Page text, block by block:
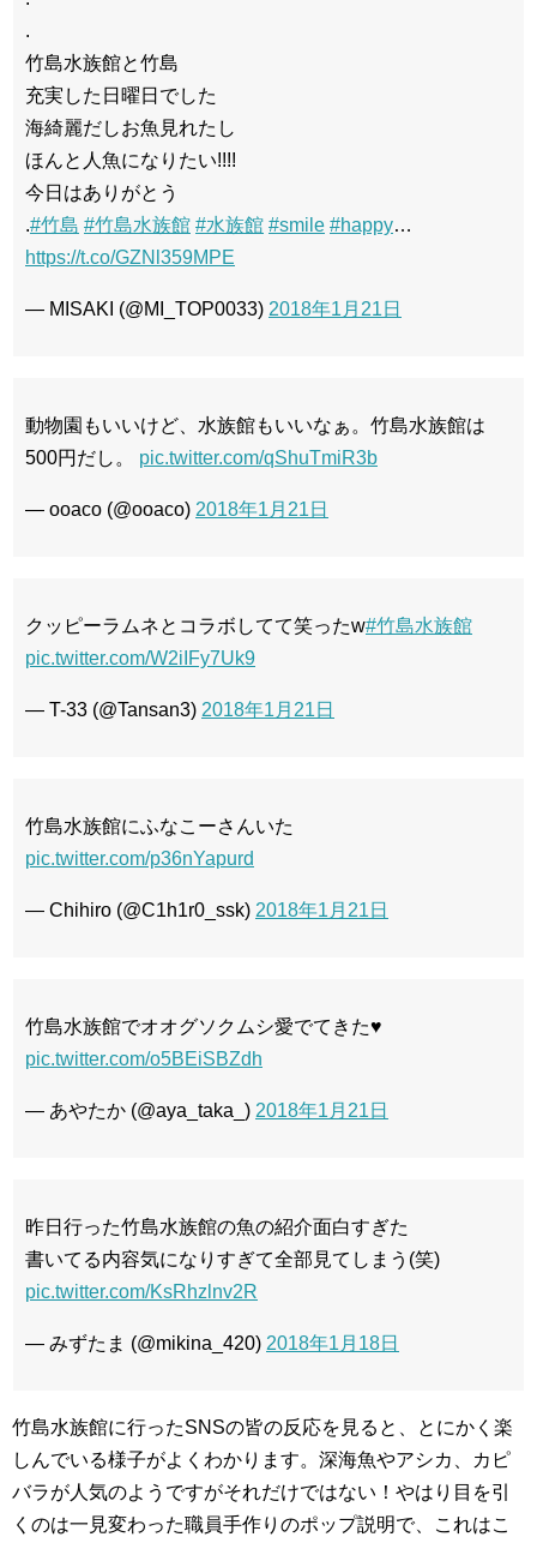
.
竹島水族館と竹島
充実した日曜日でした
海綺麗だしお魚見れたし
ほんと人魚になりたい!!!!
今日はありがとう
.#竹島 #竹島水族館 #水族館 #smile #happy…
https://t.co/GZNl359MPE
— MISAKI (@MI_TOP0033) 2018年1月21日
動物園もいいけど、水族館もいいなぁ。竹島水族館は
500円だし。 pic.twitter.com/qShuTmiR3b
— ooaco (@ooaco) 2018年1月21日
クッピーラムネとコラボしてて笑ったw#竹島水族館
pic.twitter.com/W2iIFy7Uk9
— T-33 (@Tansan3) 2018年1月21日
竹島水族館にふなこーさんいた
pic.twitter.com/p36nYapurd
— Chihiro (@C1h1r0_ssk) 2018年1月21日
竹島水族館でオオグソクムシ愛でてきた♥
pic.twitter.com/o5BEiSBZdh
— あやたか (@aya_taka_) 2018年1月21日
昨日行った竹島水族館の魚の紹介面白すぎた
書いてる内容気になりすぎて全部見てしまう(笑)
pic.twitter.com/KsRhzlnv2R
— みずたま (@mikina_420) 2018年1月18日
竹島水族館に行ったSNSの皆の反応を見ると、とにかく楽
しんでいる様子がよくわかります。深海魚やアシカ、カピ
バラが人気のようですがそれだけではない！やはり目を引
くのは一見変わった職員手作りのポップ説明で、これはこ